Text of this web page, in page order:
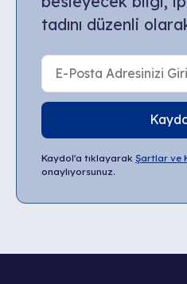
tadını düzenli
Kaydol'a tıklayarakŞartlar ve
onaylıyorsunuz.